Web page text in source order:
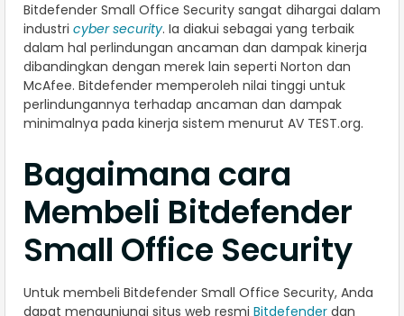
Bitdefender Small Office Security sangat dihargai dalam
industri cyber security. Ia diakui sebagai yang terbaik
dalam hal perlindungan ancaman dan dampak kinerja
dibandingkan dengan merek lain seperti Norton dan
McAfee. Bitdefender memperoleh nilai tinggi untuk
perlindungannya terhadap ancaman dan dampak
minimalnya pada kinerja sistem menurut AV TEST.org.
Bagaimana cara
Membeli Bitdefender
Small Office Security
Untuk membeli Bitdefender Small Office Security, Anda
dapat mengunjungi situs web resmi Bitdefender dan